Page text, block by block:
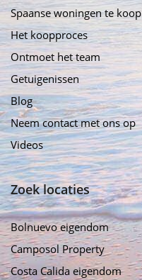
Spaanse woningen te koop
Het koopproces
Ontmoet het team
Getuigenissen
Blog
Neem contact met ons op
Videos
Zoek locaties
Bolnuevo eigendom
Camposol Property
Costa Calida eigendom